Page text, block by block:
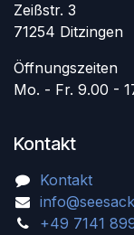
Zeißstr. 3
71254 Ditzingen
Öffnungszeiten
Mo. - Fr. 9.00 -
Kontakt
Kontakt
+49 7141